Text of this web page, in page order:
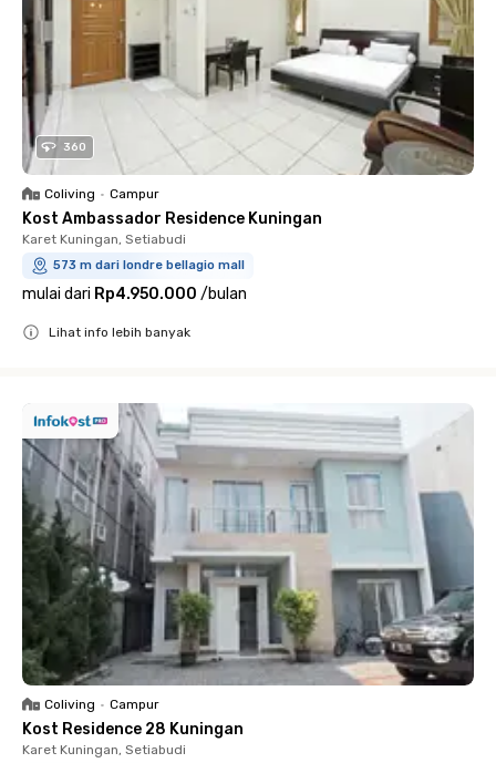
360
Coliving • Campur
Kost Ambassador Residence Kuningan
Karet Kuningan, Setiabudi
573 m dari londre bellagio mall
mulai dari Rp4.950.000 /bulan
Lihat info lebih banyak
Coliving • Campur
Kost Residence 28 Kuningan
Karet Kuningan, Setiabudi